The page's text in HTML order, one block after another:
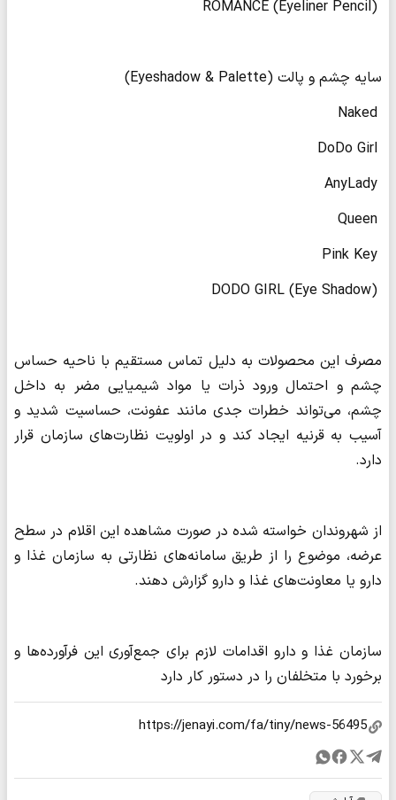
سایه چشم و پالت (Eyeshadow & Palette)
مصرف این محصولات به دلیل تماس مستقیم با ناحیه حساس
چشم و احتمال ورود ذرات یا مواد شیمیایی مضر به داخل
چشم، می‌تواند خطرات جدی مانند عفونت، حساسیت شدید و
آسیب به قرنیه ایجاد کند و در اولویت نظارت‌های سازمان قرار
دارد.
از شهروندان خواسته شده در صورت مشاهده این اقلام در سطح
عرضه، موضوع را از طریق سامانه‌های نظارتی به سازمان غذا و
دارو یا معاونت‌های غذا و دارو گزارش دهند.
سازمان غذا و دارو اقدامات لازم برای جمع‌آوری این فرآورده‌ها و
برخورد با متخلفان را در دستور کار دارد